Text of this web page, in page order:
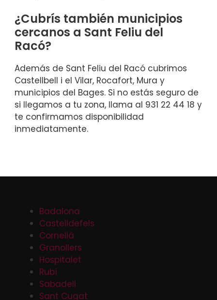
¿Cubrís también municipios
cercanos a Sant Feliu del
Racó?
Además de Sant Feliu del Racó cubrimos
Castellbell i el Vilar, Rocafort, Mura y
municipios del Bages. Si no estás seguro de
si llegamos a tu zona, llama al 931 22 44 18 y
te confirmamos disponibilidad
inmediatamente.
Badalona
Castelldefels
Cornellá
Granollers
Hospitalet
Rubí
Sabadell
Sant Cugat